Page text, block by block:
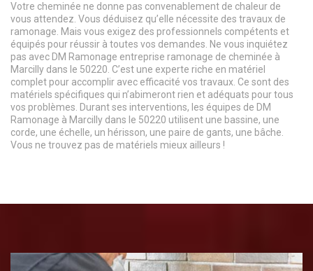
Votre cheminée ne donne pas convenablement de chaleur de
vous attendez. Vous déduisez qu’elle nécessite des travaux de
ramonage. Mais vous exigez des professionnels compétents et
équipés pour réussir à toutes vos demandes. Ne vous inquiétez
pas avec DM Ramonage entreprise ramonage de cheminée à
Marcilly dans le 50220. C’est une experte riche en matériel
complet pour accomplir avec efficacité vos travaux. Ce sont des
matériels spécifiques qui n’abimeront rien et adéquats pour tous
vos problèmes. Durant ses interventions, les équipes de DM
Ramonage à Marcilly dans le 50220 utilisent une bassine, une
corde, une échelle, un hérisson, une paire de gants, une bâche.
Vous ne trouvez pas de matériels mieux ailleurs !